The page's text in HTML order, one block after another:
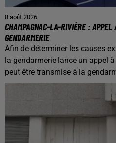
8 août 2026
CHAMPAGNAC-LA-RIVIÈRE : APPEL
GENDARMERIE
Afin de déterminer les causes
la gendarmerie lance un appel
peut être transmise à la